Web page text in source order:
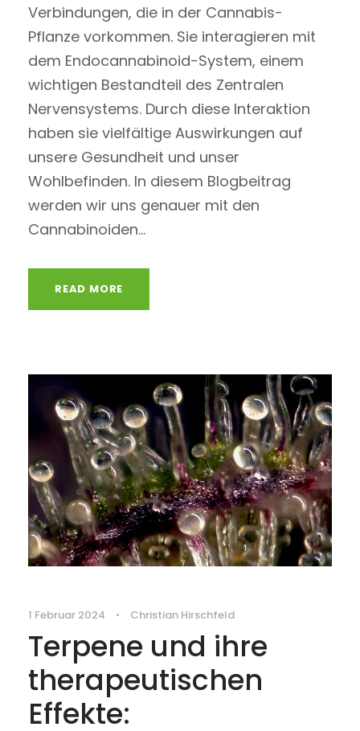
Verbindungen, die in der Cannabis-
Pflanze vorkommen. Sie interagieren mit
dem Endocannabinoid-System, einem
wichtigen Bestandteil des Zentralen
Nervensystems. Durch diese Interaktion
haben sie vielfältige Auswirkungen auf
unsere Gesundheit und unser
Wohlbefinden. In diesem Blogbeitrag
werden wir uns genauer mit den
Cannabinoiden...
READ MORE
1 Februar 2024 • Christian Hirschfeld
Terpene und ihre
therapeutischen
Effekte: